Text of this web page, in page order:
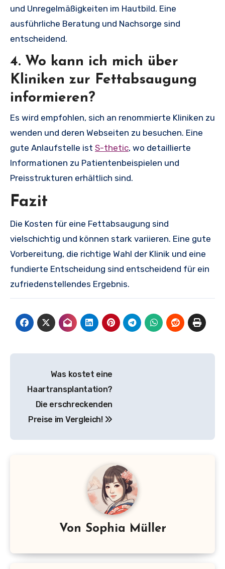
und Unregelmäßigkeiten im Hautbild. Eine
ausführliche Beratung und Nachsorge sind
entscheidend.
4. Wo kann ich mich über
Kliniken zur Fettabsaugung
informieren?
Es wird empfohlen, sich an renommierte Kliniken zu
wenden und deren Webseiten zu besuchen. Eine
gute Anlaufstelle ist S-thetic, wo detaillierte
Informationen zu Patientenbeispielen und
Preisstrukturen erhältlich sind.
Fazit
Die Kosten für eine Fettabsaugung sind
vielschichtig und können stark variieren. Eine gute
Vorbereitung, die richtige Wahl der Klinik und eine
fundierte Entscheidung sind entscheidend für ein
zufriedenstellendes Ergebnis.
Was kostet eine
Haartransplantation?
Die erschreckenden
Preise im Vergleich!
Von Sophia Müller